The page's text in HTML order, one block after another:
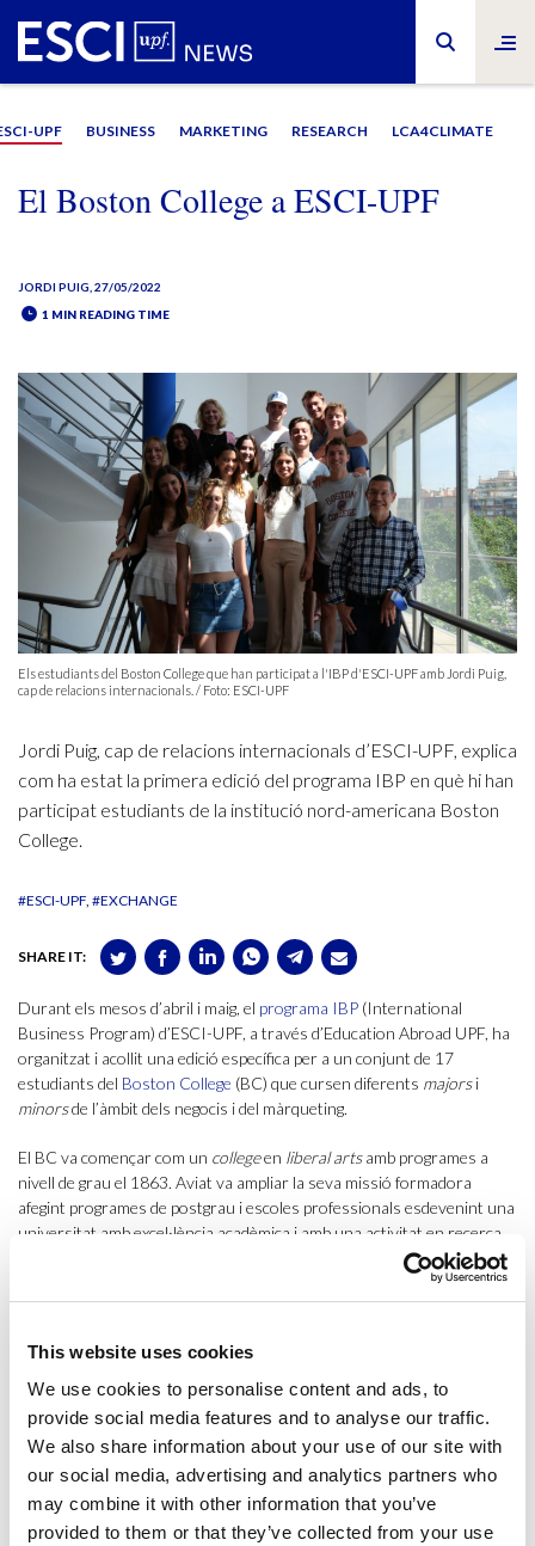
This website uses cookies
We use cookies to personalise content and ads, to
provide social media features and to analyse our traffic.
We also share information about your use of our site with
our social media, advertising and analytics partners who
may combine it with other information that you’ve
provided to them or that they’ve collected from your use
UPF BUSINESS MARKETING RESEARCH LCA4CLIMATE
El Boston College a ESCI-UPF
JORDI PUIG , 27/05/2022
1 MIN READING TIME
Els estudiants del Boston College que han participat a l'IBP d'ESCI-UPF amb Jordi Puig,
cap de relacions internacionals. / Foto: ESCI-UPF
Jordi Puig, cap de relacions internacionals d’ESCI-UPF, explica
com ha estat la primera edició del programa IBP en què hi han
participat estudiants de la institució nord-americana Boston
College.
#ESCI-UPF #EXCHANGE
SHARE IT:
Durant els mesos d’abril i maig, el programa IBP (International
Business Program) d’ESCI-UPF, a través d’Education Abroad UPF, ha
organitzat i acollit una edició específica per a un conjunt de 17
estudiants del Boston College (BC) que cursen diferents majorsi
minorsde l’àmbit dels negocis i del màrqueting.
El BC va començar com un collegeen liberal artsamb programes a
nivell de grau el 1863. Aviat va ampliar la seva missió formadora
afegint programes de postgrau i escoles professionals esdevenint una
universitat amb excel·lència acadèmica i amb una activitat en recerca
reconeguda internacionalment. Després de més de 150 anys, el
Boston College continua compromès a guiar els seus estudiants en
un viatge integral de descobriment, que integra la seva formació
divers de moltes tradicions religioses.
El programa IBP d’ESCI-UPF s’adreça a estudiants internacionals de
grau amb una especialitat o un
en negocis que vulguin adquirir
una perspectiva internacional i una millor comprensió de les
pràctiques de gestió necessàries per competir en l’economia global. A
més, el programa està dissenyat per oferir als estudiants una visió del
negoci internacional des d’una perspectiva multicultural i millorar les